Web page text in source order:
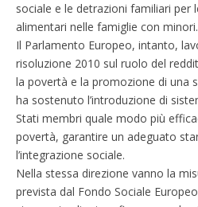
sociale e le detrazioni familiari per
alimentari nelle famiglie con minori.
Il Parlamento Europeo, intanto,
risoluzione 2010 sul ruolo del
la povertà e la promozione di una
ha sostenuto l’introduzione di
Stati membri quale modo più
povertà, garantire un adeguato
l’integrazione sociale.
Nella stessa direzione vanno la
prevista dal Fondo Sociale